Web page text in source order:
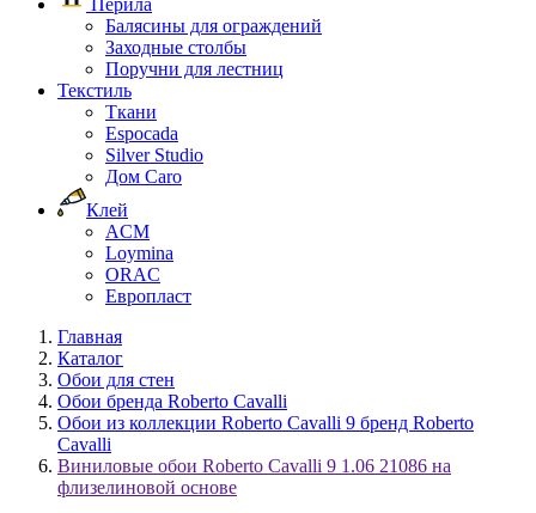
Перила
Балясины для ограждений
Заходные столбы
Поручни для лестниц
Текстиль
Ткани
Espocada
Silver Studio
Дом Caro
Клей
ACM
Loymina
ORAC
Европласт
Главная
Каталог
Обои для стен
Обои бренда Roberto Cavalli
Обои из коллекции Roberto Cavalli 9 бренд Roberto
Cavalli
Виниловые обои Roberto Cavalli 9 1.06 21086 на
флизелиновой основе